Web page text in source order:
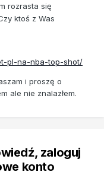
rozrasta się
ktoś z Was
pl-na-nba-top-shot/
i proszę o
ale nie znalazłem.
zaloguj
konto